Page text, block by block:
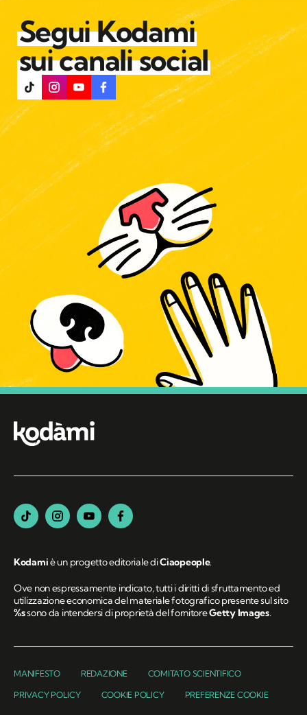
Segui Kodami
sui canali social
Kodamiè un progetto editoriale diCiaopeople.
Ove non espressamente indicato, tutti i diritti di sfruttamento ed
utilizzazione economica del materiale fotografico presente sul sito
%ssono da intendersi di proprietà del fornitoreGetty Images.
MANIFESTO REDAZIONE COMITATO SCIENTIFICO
PRIVACY POLICY COOKIE POLICY PREFERENZE COOKIE